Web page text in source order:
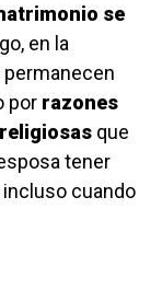
se
en la
por razones
que
tener
cuando